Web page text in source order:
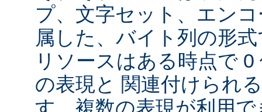
プ、文字セット、エン
属した、バイト列の形
リソースはある時点で
の表現と 関連付けられ
す。複数の表現が利用